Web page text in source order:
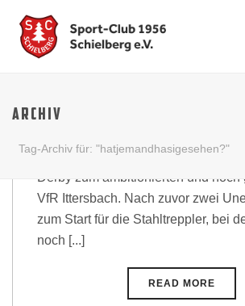
ARCHIV
Tag-Archiv für: "hatjemandhasigesehen?"
Derby-Sieg
Am 3. Spieltag ging die Reise für
Derby zum ambitionierten und hoch
VfR Ittersbach. Nach zuvor zwei
zum Start für die Stahltreppler, bei
noch [...]
READ MORE